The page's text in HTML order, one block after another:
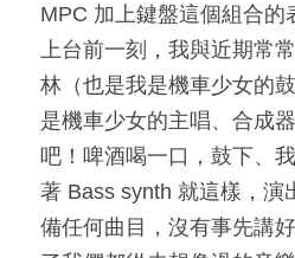
MPC 加上鍵盤這個組合的
上台前一刻，我與近期常
林（也是我是機車少女的
是機車少女的主唱、合成
吧！啤酒喝一口，鼓下、
著 Bass synth 就這樣，演
備任何曲目，沒有事先講